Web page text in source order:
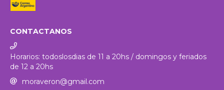
CONTACTANOS
Horarios: todoslosdias de 11 a 20hs / domingos y feriados
de 12 a 20hs
moraveron@gmail.com